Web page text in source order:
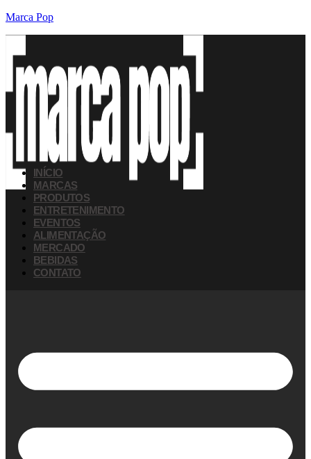
Marca Pop
INÍCIO
MARCAS
PRODUTOS
ENTRETENIMENTO
EVENTOS
ALIMENTAÇÃO
MERCADO
BEBIDAS
CONTATO